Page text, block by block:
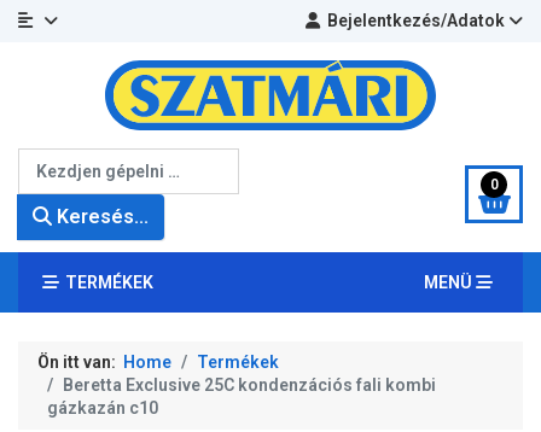
Bejelentkezés/Adatok
Keresés...
0
TERMÉKEK MENÜ
Ön itt van: Home
Termékek
Beretta Exclusive 25C kondenzációs fali kombi
gázkazán c10